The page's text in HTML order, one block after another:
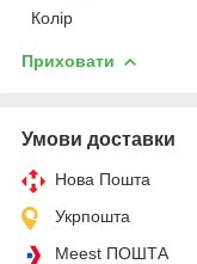
Колір
Приховати
Умови доставки
Нова Пошта
Укрпошта
Meest ПОШТА